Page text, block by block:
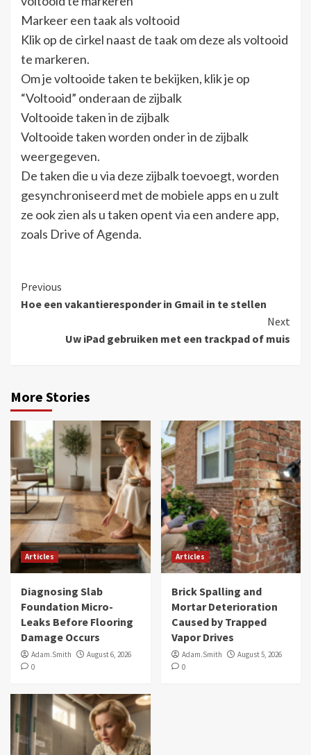
Markeer een taak als voltooid
Klik op de cirkel naast de taak om deze als voltooid
te markeren.
Om je voltooide taken te bekijken, klik je op
“Voltooid” onderaan de zijbalk
Voltooide taken in de zijbalk
Voltooide taken worden onder in de zijbalk
weergegeven.
De taken die u via deze zijbalk toevoegt, worden
gesynchroniseerd met de mobiele apps en u zult
ze ook zien als u taken opent via een andere app,
zoals Drive of Agenda.
Continue
Reading
Previous
Hoe een vakantieresponder in Gmail in te stellen
Next
Uw iPad gebruiken met een trackpad of muis
More Stories
Articles
Diagnosing Slab
Foundation Micro-
Leaks Before Flooring
Damage Occurs
Adam.Smith
August 6, 2026
0
Articles
Brick Spalling and
Mortar Deterioration
Caused by Trapped
Vapor Drives
Adam.Smith
August 5, 2026
0